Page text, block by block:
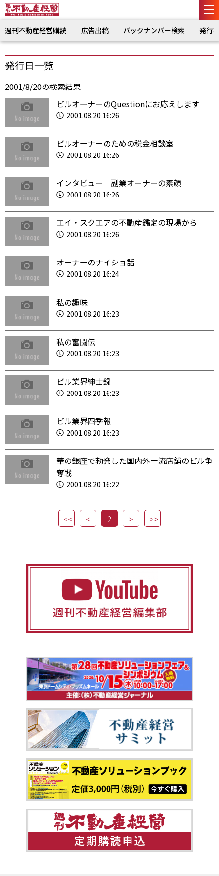
週刊不動産経営購読 広告出稿 バックナンバー検索 発行
発行日一覧
2001/8/20の検索結果
ビルオーナーのQuestionにお応えします
2001.08.20 16:26
ビルオーナーのための税金相談室
2001.08.20 16:26
インタビュー 副業オーナーの素顔
2001.08.20 16:26
エイ・スクエアの不動産鑑定の現場から
2001.08.20 16:26
オーナーのナイショ話
2001.08.20 16:24
私の趣味
2001.08.20 16:23
私の奮闘伝
2001.08.20 16:23
ビル業界紳士録
2001.08.20 16:23
ビル業界四季報
2001.08.20 16:23
華の銀座で勃発した国内外一流店舗のビル争
奪戦
2001.08.20 16:22
2